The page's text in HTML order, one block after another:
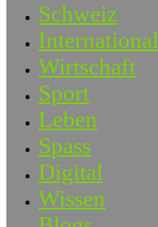
Schweiz
International
Wirtschaft
Sport
Leben
Spass
Digital
Wissen